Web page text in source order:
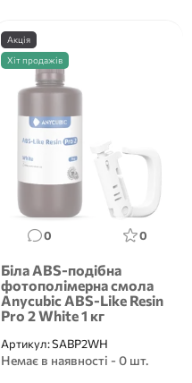
Акція
Хіт продажів
0 0
Біла ABS-подібна
фотополімерна смола
Anycubic ABS-Like Resin
Pro 2 White 1 кг
Артикул:SABP2WH
Немає в наявності - 0 шт.